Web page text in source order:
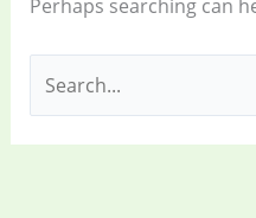
Perhaps searching can
for: